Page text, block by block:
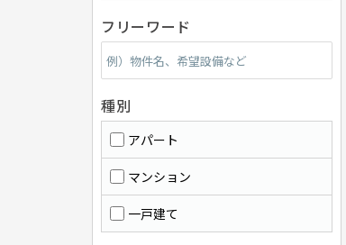
フリーワード
種別
アパート
マンション
一戸建て